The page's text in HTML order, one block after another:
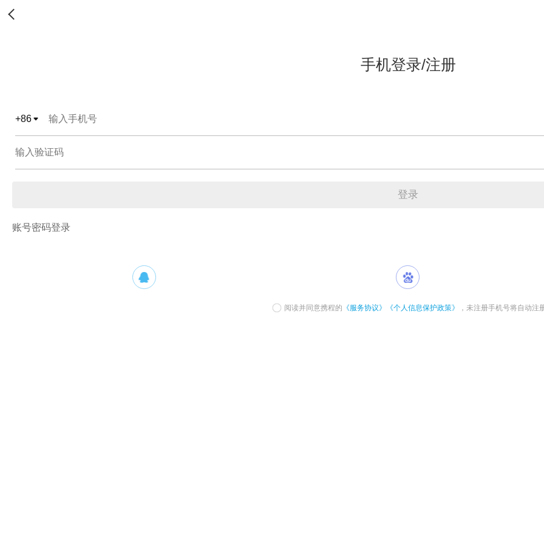
手机登录/注册
+86
登录
账号密码登录
阅读并同意携程的 《服务协议》 《个人信息保护政策》 ，未注册手机号将自动注